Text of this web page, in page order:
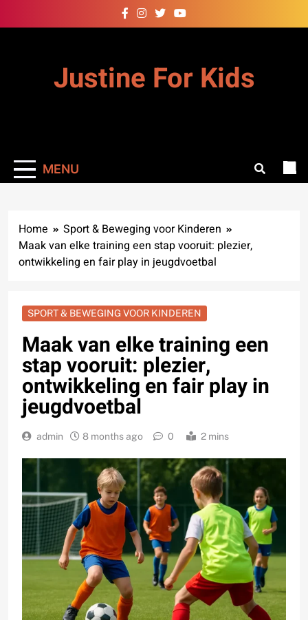
to
Justine For Kids
MENU
Home
Sport & Beweging voor Kinderen
Maak van elke training een stap vooruit: plezier,
ontwikkeling en fair play in jeugdvoetbal
SPORT & BEWEGING VOOR KINDEREN
Maak van elke training een
stap vooruit: plezier,
ontwikkeling en fair play in
jeugdvoetbal
admin 8 months ago 0 2 mins